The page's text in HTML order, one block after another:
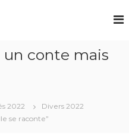
un conte mais
2022
Divers 2022
se raconte”